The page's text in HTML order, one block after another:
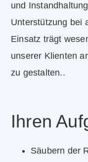
und
Unterstützung bei
Einsatz trägt
unserer Klienten
zu gestalten..
Ihren
Säubern der